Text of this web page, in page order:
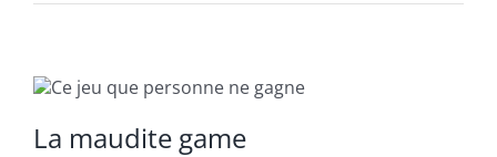
La maudite game